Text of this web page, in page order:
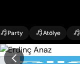
Party Atölye